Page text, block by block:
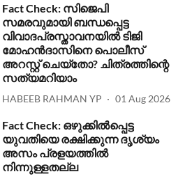
Fact Check: സിജെപി
സമരവുമായി ബന്ധപ്പെട്ട
വിവാദപ്രസ്താവനയില്‍ ടിജി
മോഹന്‍ദാസിനെ പൊലീസ്
അറസ്റ്റ് ചെയ്തോ? ചിത്രത്തിന്റെ
സത്യമറിയാം
HABEEB RAHMAN YP 01 Aug 2026
Fact Check: ഒഴുക്കില്‍പ്പെട്ട
യുവതിയെ രക്ഷിക്കുന്ന ദൃശ്യം
അസം പ്രളയത്തില്‍
നിന്നുള്ളതല്ല